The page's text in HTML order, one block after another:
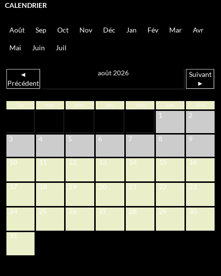
CALENDRIER
Août Sep Oct Nov Déc Jan Fév Mar Avr
Mai Juin Juil
◄
Précédent
août 2026
Suivant
►
lun mar mer jeu ven sam dim
1 2
3 4 5 6 7 8 9
10 11 12 13 14 15 16
17 18 19 20 21 22 23
24 25 26 27 28 29 30
31